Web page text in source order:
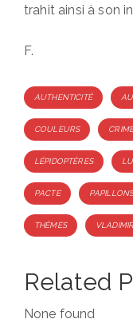
trahit ainsi à son
F.
Tags
AUTHENTICITÉ
COULEURS
LÉPIDOPTÈRES
PACTE
THÈMES
Related
None found